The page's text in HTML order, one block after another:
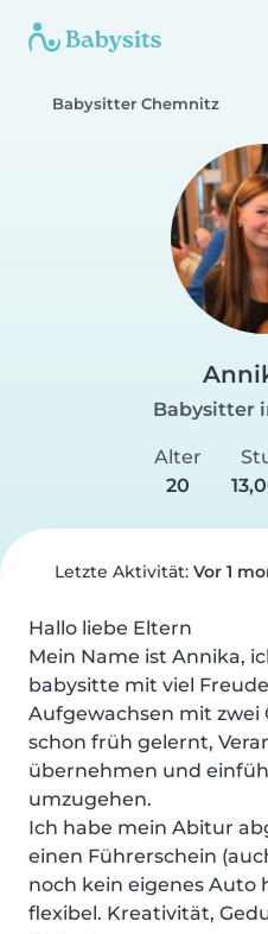
Babysitter Chemnitz
Babysitter
Alter
20
Letzte Aktivität: Vor 1
Hallo liebe Eltern
Mein Name ist Annika,
babysitte mit viel
Aufgewachsen mit zwei
schon früh gelernt,
übernehmen und
umzugehen.
Ich habe mein Abitur
einen Führerschein
noch kein eigenes Auto
flexibel. Kreativität,